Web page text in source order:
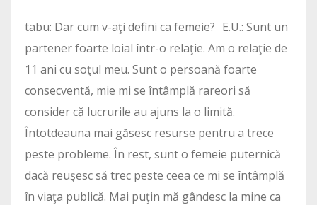
tabu: Dar cum v-aţi defini ca femeie? E.U.: Sunt un
partener foarte loial într-o relaţie. Am o relaţie de
11 ani cu soţul meu. Sunt o persoană foarte
consecventă, mie mi se întâmplă rareori să
consider că lucrurile au ajuns la o limită.
Întotdeauna mai găsesc resurse pentru a trece
peste probleme. În rest, sunt o femeie puternică
dacă reuşesc să trec peste ceea ce mi se întâmplă
în viaţa publică. Mai puţin mă gândesc la mine ca